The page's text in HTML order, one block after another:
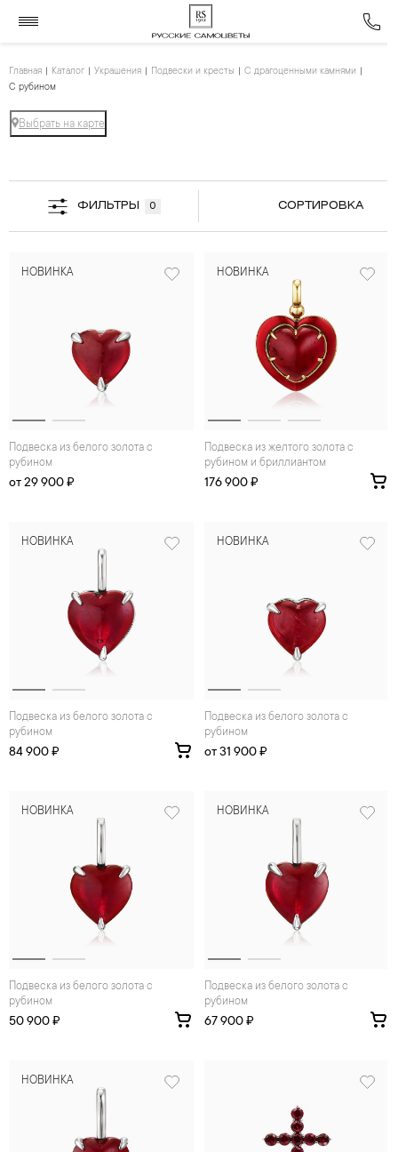
Главная Каталог Украшения Подвески и кресты
С драгоценными камнями
С рубином
Выбрать на карте
ФИЛЬТРЫ 0 СОРТИРОВКА
НОВИНКА
Подвеска из белого золота с
рубином
от 29 900 ₽
НОВИНКА
Подвеска из желтого золота с
рубином и бриллиантом
176 900 ₽
НОВИНКА
Подвеска из белого золота с
рубином
84 900 ₽
НОВИНКА
Подвеска из белого золота с
рубином
от 31 900 ₽
НОВИНКА
Подвеска из белого золота с
рубином
50 900 ₽
НОВИНКА
Подвеска из белого золота с
рубином
67 900 ₽
НОВИНКА